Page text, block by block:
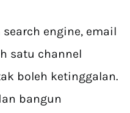
engine, email
satu channel
boleh ketinggalan.
bangun